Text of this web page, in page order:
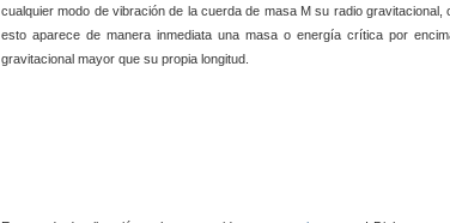
cualquier modo de vibración de la cuerda de masa M su radio
esto aparece de manera inmediata una masa o energía crítica por
gravitacional mayor que su propia longitud.